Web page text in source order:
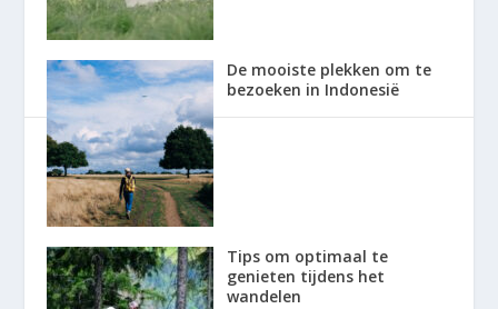
De mooiste plekken om te
bezoeken in Indonesië
Tips om optimaal te
genieten tijdens het
wandelen